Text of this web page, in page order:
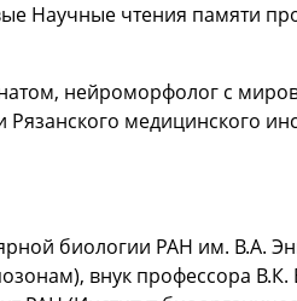
Научные чтения памяти
нейроморфолог с
медицинского
биологии РАН им. В.А.
внук профессора В.К.